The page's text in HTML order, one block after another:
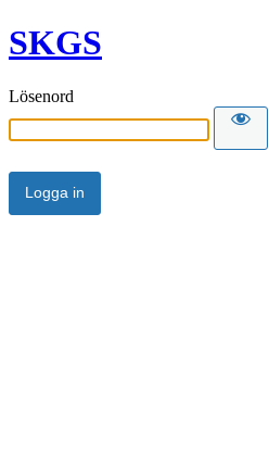
SKGS
Lösenord